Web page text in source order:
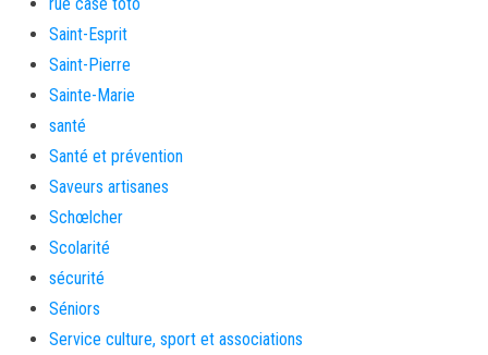
Saint-Esprit
Saint-Pierre
Sainte-Marie
santé
Santé et prévention
Saveurs artisanes
Schœlcher
Scolarité
sécurité
Séniors
Service culture, sport et associations